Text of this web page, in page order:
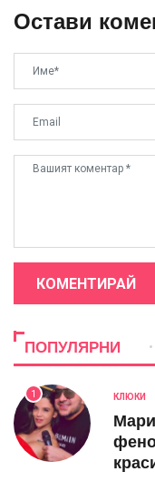
Остави
КОМЕНТИРАЙ
ПОПУЛЯРНИ
1 КЛЮКИ